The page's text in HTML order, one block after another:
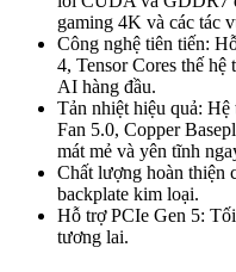
gaming 4K và các tác
Công nghệ tiên tiến:
4, Tensor Cores thế
AI hàng đầu.
Tản nhiệt hiệu quả:
Fan 5.0, Copper
mát mẻ và yên tĩnh
Chất lượng hoàn thiện
backplate kim loại.
Hỗ trợ PCIe Gen 5:
tương lai.